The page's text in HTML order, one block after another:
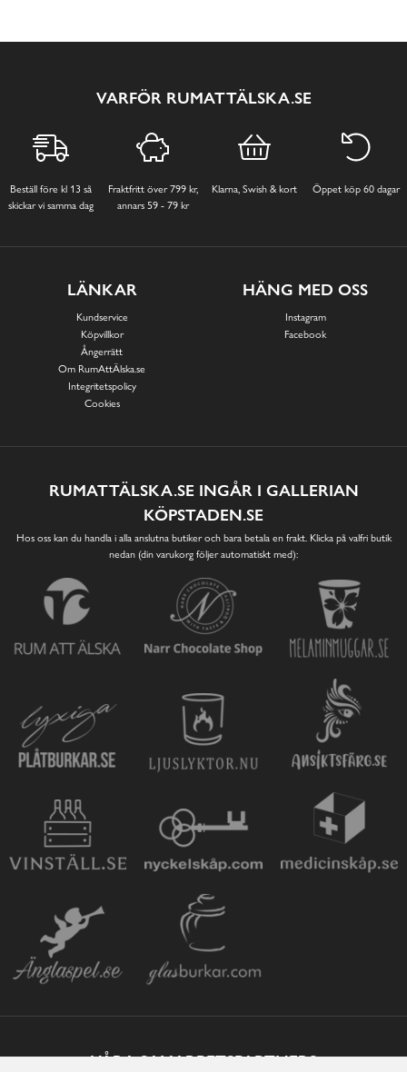
VARFÖR RUMATTÄLSKA.SE
Beställ före kl 13 så
skickar vi samma dag
Fraktfritt över 799 kr,
annars 59 - 79 kr
Klarna, Swish & kort Öppet köp 60 dagar
LÄNKAR
Kundservice
Köpvillkor
Ångerrätt
Om RumAttÄlska.se
Integritetspolicy
Cookies
HÄNG MED OSS
Instagram
Facebook
RUMATTÄLSKA.SE INGÅR I GALLERIAN
KÖPSTADEN.SE
Hos oss kan du handla i alla anslutna butiker och bara betala en frakt. Klicka på valfri butik
nedan (din varukorg följer automatiskt med):
VÅRA SAMARBETSPARTNERS